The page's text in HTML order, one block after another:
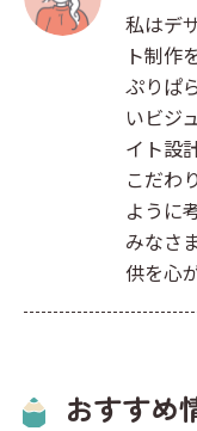
私はデ
ト制作
ぷりぱ
いビジ
イト設
こだわ
ように
みなさ
供を心
おすすめ